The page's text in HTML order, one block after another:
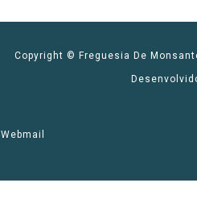
Copyright © Freguesia De
Webmail